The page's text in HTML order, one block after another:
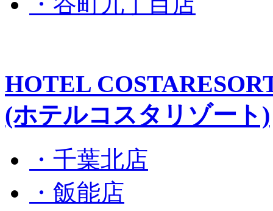
HOTEL
(ホテルコスタリゾート)
・千葉北店
・飯能店